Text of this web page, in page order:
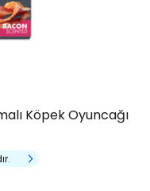
Köpek Oyuncağı